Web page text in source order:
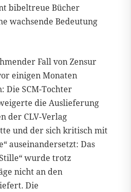
bibeltreue Bücher
wachsende Bedeutung
Fall von Zensur
einigen Monaten
Die SCM-Tochter
die Auslieferung
der CLV-Verlag
und der sich kritisch mit
auseinandersetzt: Das
wurde trotz
nicht an den
Die